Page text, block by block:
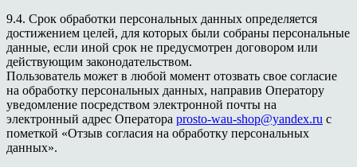
9.4. Срок обработки персональных данных определяется
достижением целей, для которых были собраны персональные
данные, если иной срок не предусмотрен договором или
действующим законодательством.
Пользователь может в любой момент отозвать свое согласие
на обработку персональных данных, направив Оператору
уведомление посредством электронной почты на
электронный адрес Оператора prosto-wau-shop@yandex.ru с
пометкой «Отзыв согласия на обработку персональных
данных».